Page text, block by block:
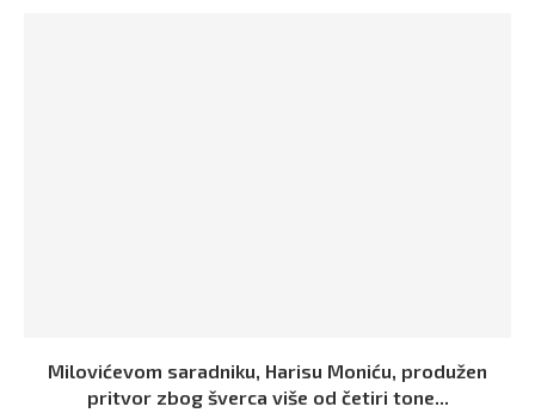
Milovićevom saradniku, Harisu Moniću, produžen
pritvor zbog šverca više od četiri tone...